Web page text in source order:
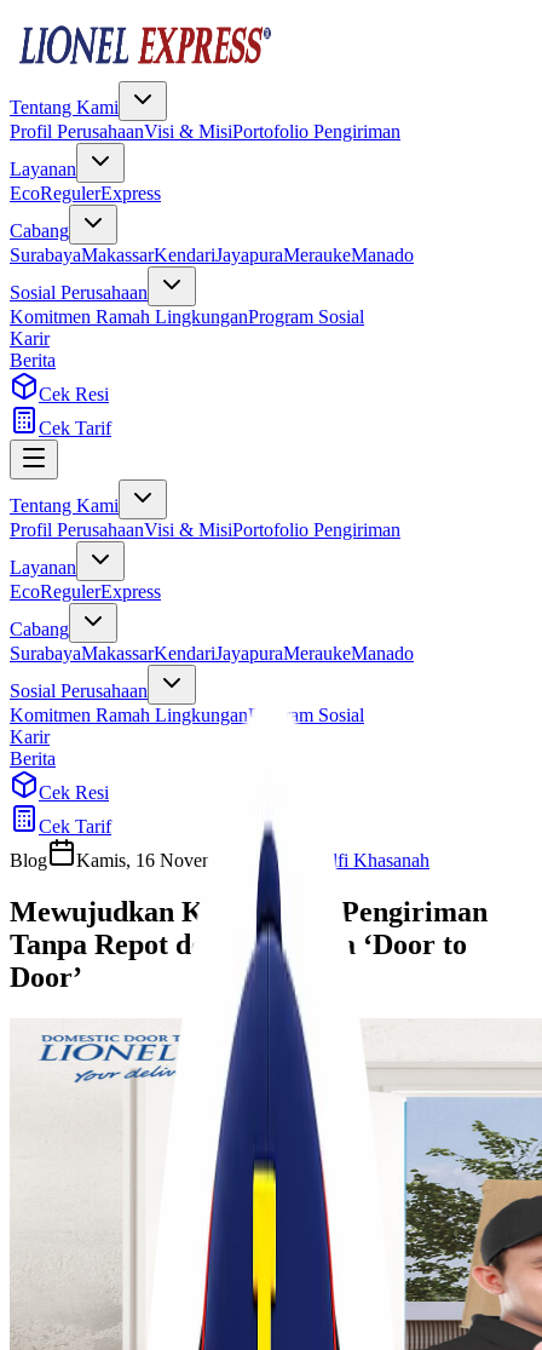
Tentang Kami
Profil PerusahaanVisi & MisiPortofolio Pengiriman
Layanan
EcoRegulerExpress
Cabang
SurabayaMakassarKendariJayapuraMeraukeManado
Sosial Perusahaan
Komitmen Ramah LingkunganProgram Sosial
Karir
Berita
Cek Resi
Cek Tarif
Tentang Kami
Profil PerusahaanVisi & MisiPortofolio Pengiriman
Layanan
EcoRegulerExpress
Cabang
SurabayaMakassarKendariJayapuraMeraukeManado
Sosial Perusahaan
Komitmen Ramah LingkunganProgram Sosial
Karir
Berita
Cek Resi
Cek Tarif
Blog
Kamis, 16 November 2023 Ulfi Khasanah
Mewujudkan Kemudahan Pengiriman
Tanpa Repot dengan Skema ‘Door to
Door’